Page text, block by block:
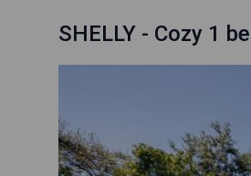
SHELLY - Cozy 1